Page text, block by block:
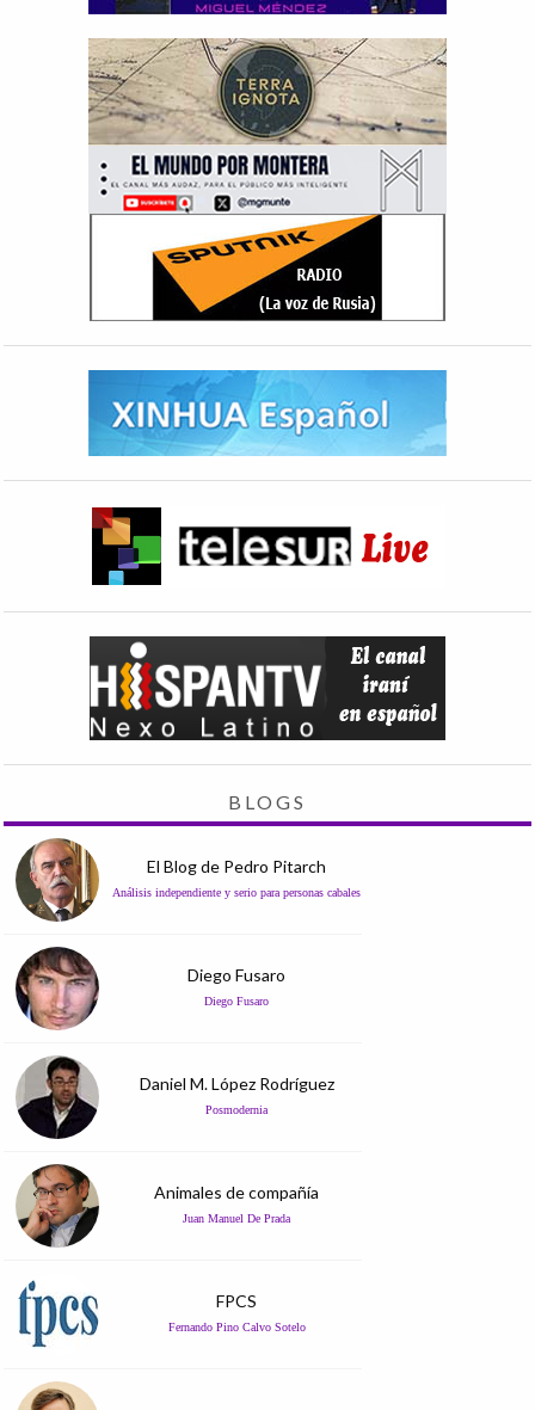
BLOGS
El Blog de Pedro Pitarch
Análisis independiente y serio para personas cabales
Diego Fusaro
Diego Fusaro
Daniel M. López Rodríguez
Posmodernia
Animales de compañía
Juan Manuel De Prada
FPCS
Fernando Pino Calvo Sotelo